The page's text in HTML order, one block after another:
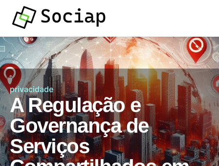
privacidade
A Regulação e
Governança de
Serviços